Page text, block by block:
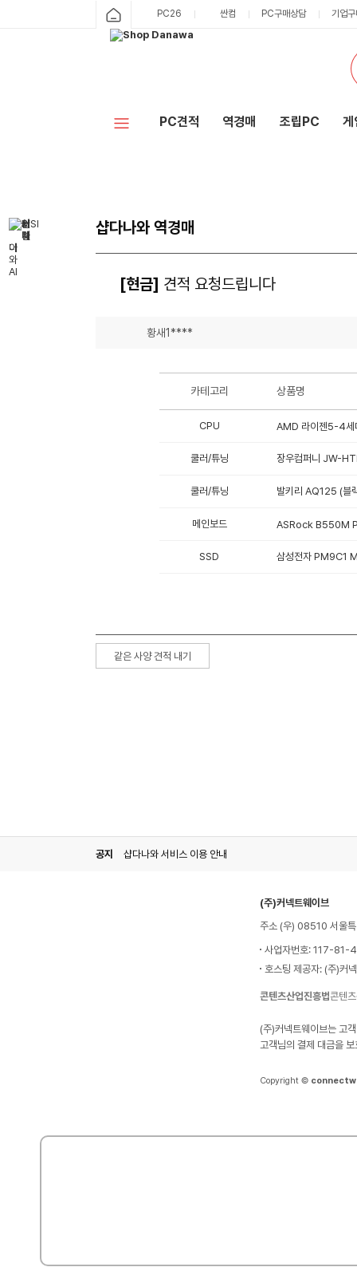
PC26 싼컴 PC구매상담 기업
PC견적 역경매 조립PC 게
샵다나와 역경매
[현금] 견적 요청드립니다
황새1****
카테고리 상품명
CPU AMD 라이젠5-4세
쿨러/튜닝 장우컴퍼니 JW-
쿨러/튜닝 발키리 AQ125 (블
메인보드 ASRock B550M
SSD 삼성전자 PM9C1
같은 사양 견적 내기
공지 샵다나와 서비스 이용 안내
(주)커넥트웨이브
주소 (우) 08510 서울
사업자번호: 117-81-
호스팅 제공자: (주)커
콘텐츠산업진흥법콘텐
(주)커넥트웨이브는 고
고객님의 결제 대금을
Copyright ©